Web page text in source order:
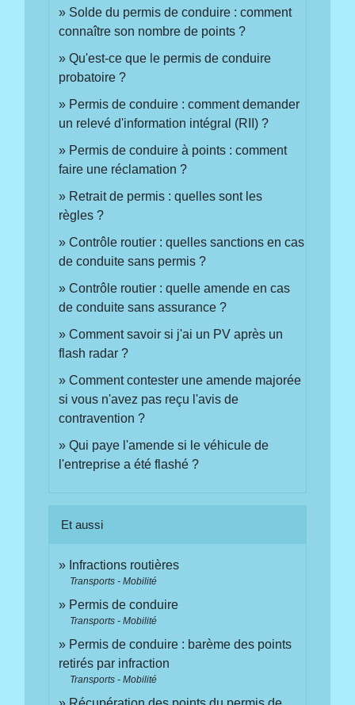
Solde du permis de conduire : comment
connaître son nombre de points ?
Qu'est-ce que le permis de conduire
probatoire ?
Permis de conduire : comment demander
un relevé d'information intégral (RII) ?
Permis de conduire à points : comment
faire une réclamation ?
Retrait de permis : quelles sont les
règles ?
Contrôle routier : quelles sanctions en cas
de conduite sans permis ?
Contrôle routier : quelle amende en cas
de conduite sans assurance ?
Comment savoir si j'ai un PV après un
flash radar ?
Comment contester une amende majorée
si vous n'avez pas reçu l'avis de
contravention ?
Qui paye l'amende si le véhicule de
l'entreprise a été flashé ?
Et aussi
Infractions routières
Transports - Mobilité
Permis de conduire
Transports - Mobilité
Permis de conduire : barème des points
retirés par infraction
Transports - Mobilité